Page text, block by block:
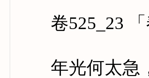
卷525_23 「
年光何太急，